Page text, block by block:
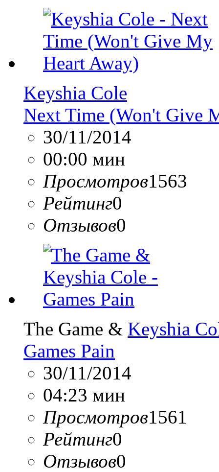
Keyshia Cole
Next Time (Won't Give
30/11/2014
00:00 мин
Просмотров1563
Рейтинг0
Отзывов0
The Game & Keyshia
Games Pain
30/11/2014
04:23 мин
Просмотров1561
Рейтинг0
Отзывов0